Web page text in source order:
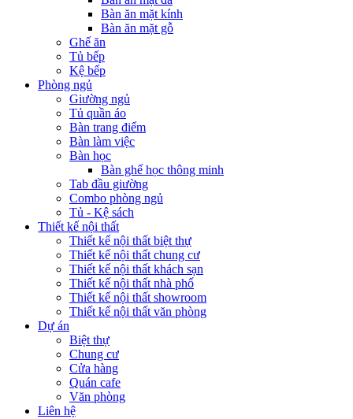
Bàn ăn mặt kính
Bàn ăn mặt gỗ
Ghế ăn
Tủ bếp
Kệ bếp
Phòng ngủ
Giường ngủ
Tủ quần áo
Bàn trang điểm
Bàn làm việc
Bàn học
Bàn ghế học thông minh
Tab đầu giường
Combo phòng ngủ
Tủ - Kệ sách
Thiết kế nội thất
Thiết kế nội thất biệt thự
Thiết kế nội thất chung cư
Thiết kế nội thất khách sạn
Thiết kế nội thất nhà phố
Thiết kế nội thất showroom
Thiết kế nội thất văn phòng
Dự án
Biệt thự
Chung cư
Cửa hàng
Quán cafe
Văn phòng
Liên hệ